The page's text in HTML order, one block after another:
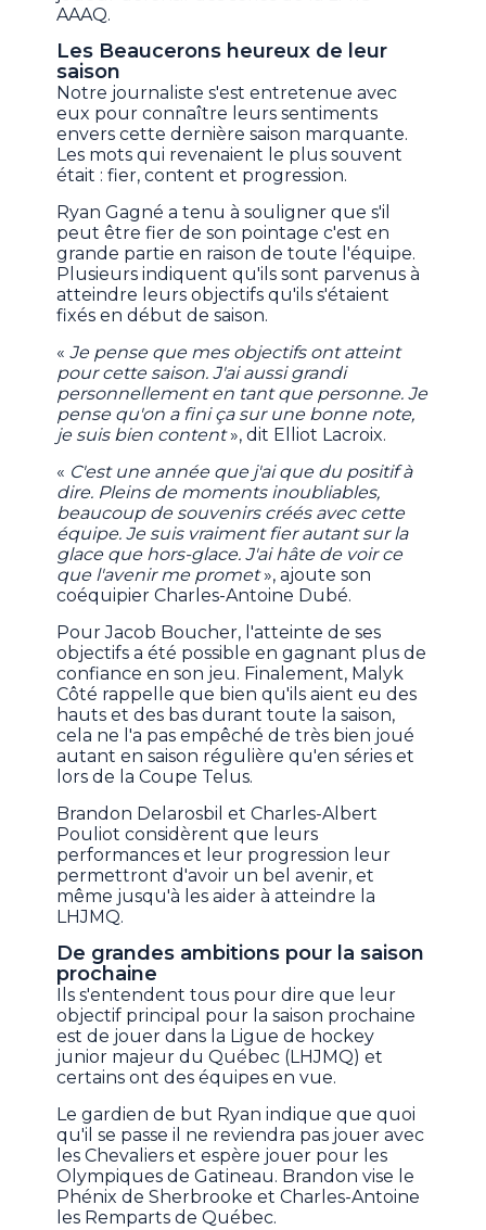
AAAQ.
Les Beaucerons heureux de leur
saison
Notre journaliste s'est entretenue avec
eux pour connaître leurs sentiments
envers cette dernière saison marquante.
Les mots qui revenaient le plus souvent
était : fier, content et progression.
Ryan Gagné a tenu à souligner que s'il
peut être fier de son pointage c'est en
grande partie en raison de toute l'équipe.
Plusieurs indiquent qu'ils sont parvenus à
atteindre leurs objectifs qu'ils s'étaient
fixés en début de saison.
«Je pense que mes objectifs ont atteint
pour cette saison. J'ai aussi grandi
personnellement en tant que personne. Je
pense qu'on a fini ça sur une bonne note,
je suis bien content», dit Elliot Lacroix.
« C'est une année que j'ai que du positif à
dire. Pleins de moments inoubliables,
beaucoup de souvenirs créés avec cette
équipe. Je suis vraiment fier autant sur la
glace que hors-glace. J'ai hâte de voir ce
que l'avenir me promet», ajoute son
coéquipier Charles-Antoine Dubé.
Pour Jacob Boucher, l'atteinte de ses
objectifs a été possible en gagnant plus de
confiance en son jeu. Finalement, Malyk
Côté rappelle que bien qu'ils aient eu des
hauts et des bas durant toute la saison,
cela ne l'a pas empêché de très bien joué
autant en saison régulière qu'en séries et
lors de la Coupe Telus.
Brandon Delarosbil et Charles-Albert
Pouliot considèrent que leurs
performances et leur progression leur
permettront d'avoir un bel avenir, et
même jusqu'à les aider à atteindre la
LHJMQ.
De grandes ambitions pour la saison
prochaine
Ils s'entendent tous pour dire que leur
objectif principal pour la saison prochaine
est de jouer dans la Ligue de hockey
junior majeur du Québec (LHJMQ) et
certains ont des équipes en vue.
Le gardien de but Ryan indique que quoi
qu'il se passe il ne reviendra pas jouer avec
les Chevaliers et espère jouer pour les
Olympiques de Gatineau. Brandon vise le
Phénix de Sherbrooke et Charles-Antoine
les Remparts de Québec.